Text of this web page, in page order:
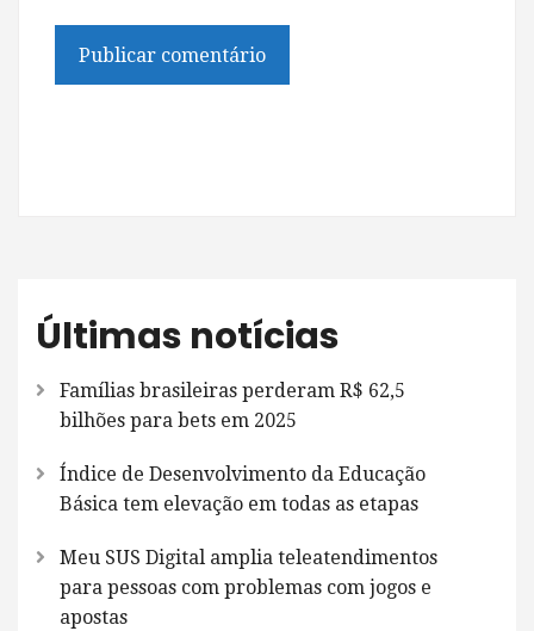
Últimas notícias
Famílias brasileiras perderam R$ 62,5
bilhões para bets em 2025
Índice de Desenvolvimento da Educação
Básica tem elevação em todas as etapas
Meu SUS Digital amplia teleatendimentos
para pessoas com problemas com jogos e
apostas